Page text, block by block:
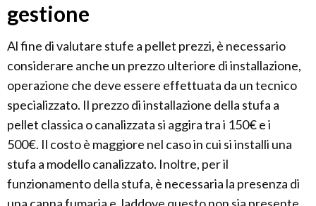
gestione
Al fine di valutare stufe a pellet prezzi, è necessario
considerare anche un prezzo ulteriore di installazione,
operazione che deve essere effettuata da un tecnico
specializzato. Il prezzo di installazione della stufa a
pellet classica o canalizzata si aggira tra i 150€ e i
500€. Il costo è maggiore nel caso in cui si installi una
stufa a modello canalizzato. Inoltre, per il
funzionamento della stufa, è necessaria la presenza di